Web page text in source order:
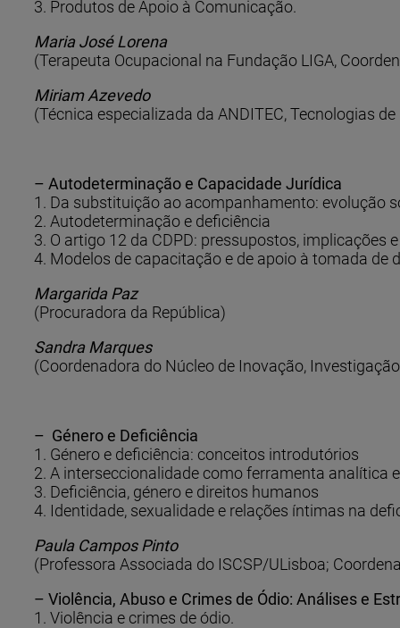
3. Produtos de Apoio à Comunicação.
Maria José Lorena
(Terapeuta Ocupacional na Fundação LIGA,
Miriam Azevedo
(Técnica especializada da ANDITEC, Tecnologias
– Autodeterminação e Capacidade Jurídica
1. Da substituição ao acompanhamento: evolução
2. Autodeterminação e deficiência
3. O artigo 12 da CDPD: pressupostos, implicações
4. Modelos de capacitação e de apoio à tomada de
Margarida Paz
(Procuradora da República)
Sandra Marques
(Coordenadora do Núcleo de Inovação,
– Género e Deficiência
1. Género e deficiência: conceitos introdutórios
2. A interseccionalidade como ferramenta analítica
3. Deficiência, género e direitos humanos
4. Identidade, sexualidade e relações íntimas na
Paula Campos Pinto
(Professora Associada do ISCSP/ULisboa;
– Violência, Abuso e Crimes de Ódio: Análises e
1. Violência e crimes de ódio.